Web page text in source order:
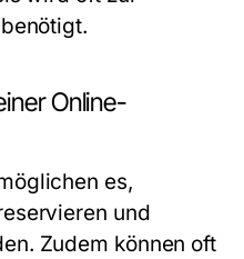
Online-
es,
und
Zudem können oft